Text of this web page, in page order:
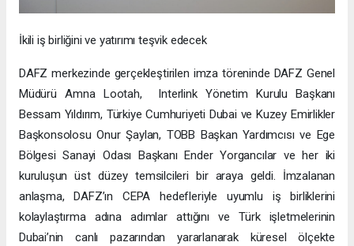
İkili iş birliğini ve yatırımı teşvik edecek
DAFZ merkezinde gerçekleştirilen imza töreninde DAFZ Genel
Müdürü Amna Lootah, Interlink Yönetim Kurulu Başkanı
Bessam Yıldırım, Türkiye Cumhuriyeti Dubai ve Kuzey Emirlikler
Başkonsolosu Onur Şaylan, TOBB Başkan Yardımcısı ve Ege
Bölgesi Sanayi Odası Başkanı Ender Yorgancılar ve her iki
kuruluşun üst düzey temsilcileri bir araya geldi. İmzalanan
anlaşma, DAFZ’ın CEPA hedefleriyle uyumlu iş birliklerini
kolaylaştırma adına adımlar attığını ve Türk işletmelerinin
Dubai’nin canlı pazarından yararlanarak küresel ölçekte